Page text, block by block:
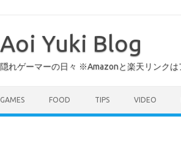
Aoi Yuki Blog
隠れゲーマーの日々 ※Amazonと楽天リンクは
GAMES FOOD TIPS VIDEO